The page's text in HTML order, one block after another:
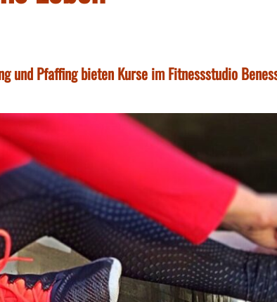
und Pfaffing bieten Kurse im Fitnessstudio